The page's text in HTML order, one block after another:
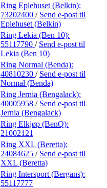
Ring Eplehuset (Belkin):
73202400 / Send e-post til
Eplehuset (Belkin)
Ring Lekia (Ben 10):
55117790 / Send e-post til
Lekia (Ben 10)
Ring Normal (Benda):
40810230 / Send e-post til
Normal (Benda)
Ring Jernia (Bengalack):
40005958 / Send e-post til
Jernia (Bengalack)
Ring Elkjøp (BenQ):
21002121
Ring XXL (Beretta):
24084625 / Send e-post til
XXL (Beretta)
Ring Intersport (Bergans):
55117777